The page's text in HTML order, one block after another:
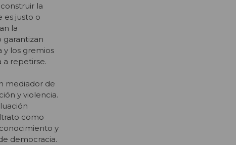
la
es justo o
la
garantizan
y los gremios
a repetirse.
mediador de
y violencia.
como
y
democracia.